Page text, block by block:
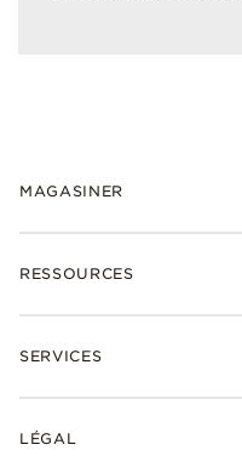
MAGASINER
RESSOURCES
SERVICES
LÉGAL